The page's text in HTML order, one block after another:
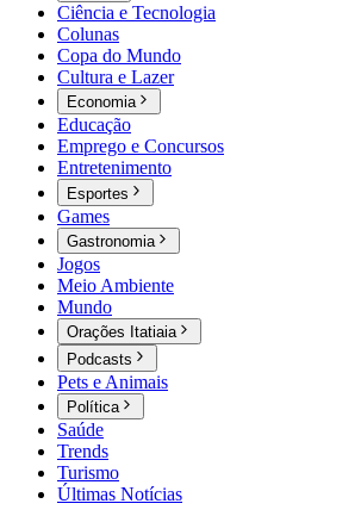
Ciência e Tecnologia
Colunas
Copa do Mundo
Cultura e Lazer
Economia
Educação
Emprego e Concursos
Entretenimento
Esportes
Games
Gastronomia
Jogos
Meio Ambiente
Mundo
Orações Itatiaia
Podcasts
Pets e Animais
Política
Saúde
Trends
Turismo
Últimas Notícias